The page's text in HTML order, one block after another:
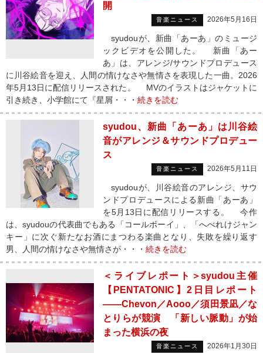
開
音楽ニュース 2026年5月16日
syudouが、新曲「あーあ」のミュージ
ックビデオを公開した。 新曲「あー
あ」は、アレンジ/サウンドプロデュース
に川谷絵音を迎え、人間の情けなさや無情さを表現した一曲。2026
年5月13日に配信リリースされた。 MVのイラストはジャケットに
引き続き、小学館にて『星屑・・・ 続きを読む
syudou、新曲「あーあ」は川谷絵
音がアレンジ＆サウンドプロデュー
ス
音楽ニュース 2026年5月11日
syudouが、川谷絵音のアレンジ、サウ
ンドプロデュースによる新曲「あーあ」
を5月13日に配信リリースする。 今作
は、syudouの代表曲でもある「コールボーイ」、「へべれけジャン
キー」に次ぐ新たなお酒にまつわる楽曲となり、失敗を繰り返す
男、人間の情けなさや無情さが・・・ 続きを読む
＜ライブレポート＞syudou主催
【PENTATONIC】2日目レポート
――Chevon／Aooo／須田景凪／な
とりらが競演 「新しい脈動」が始
まった横浜の夜
音楽ニュース 2026年1月30日